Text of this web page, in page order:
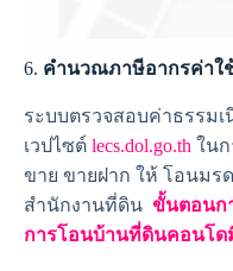
6. คำนวณภาษีอากรค่าใ
ระบบตรวจสอบค่าธรรม
เวปไซต์ lecs.dol.go.th ใน
ขาย ขายฝาก ให้ โอนมร
สำนักงานที่ดิน ขั้นตอนก
การโอนบ้านที่ดินคอนโด